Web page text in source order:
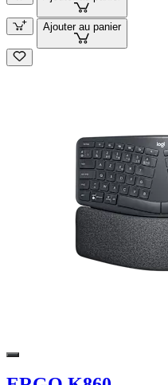
Ajouter au panier